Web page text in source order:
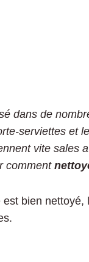
dans de
serviettes et
vite sales
comment
bien